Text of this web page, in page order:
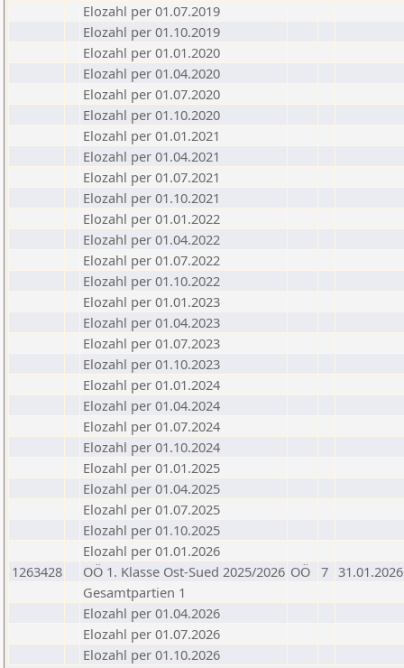
Elozahl per 01.07.2019
Elozahl per 01.10.2019
Elozahl per 01.01.2020
Elozahl per 01.04.2020
Elozahl per 01.07.2020
Elozahl per 01.10.2020
Elozahl per 01.01.2021
Elozahl per 01.04.2021
Elozahl per 01.07.2021
Elozahl per 01.10.2021
Elozahl per 01.01.2022
Elozahl per 01.04.2022
Elozahl per 01.07.2022
Elozahl per 01.10.2022
Elozahl per 01.01.2023
Elozahl per 01.04.2023
Elozahl per 01.07.2023
Elozahl per 01.10.2023
Elozahl per 01.01.2024
Elozahl per 01.04.2024
Elozahl per 01.07.2024
Elozahl per 01.10.2024
Elozahl per 01.01.2025
Elozahl per 01.04.2025
Elozahl per 01.07.2025
Elozahl per 01.10.2025
Elozahl per 01.01.2026
1263428
OÖ 1. Klasse Ost-Sued 2025/2026 OÖ 7 31.01.2026
Gesamtpartien 1
Elozahl per 01.04.2026
Elozahl per 01.07.2026
Elozahl per 01.10.2026